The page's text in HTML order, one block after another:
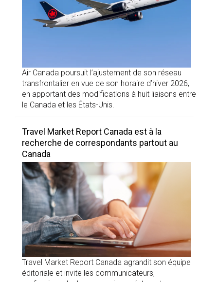
Air Canada poursuit l’ajustement de son réseau
transfrontalier en vue de son horaire d’hiver 2026,
en apportant des modifications à huit liaisons entre
le Canada et les États-Unis.
Travel Market Report Canada est à la
recherche de correspondants partout au
Canada
Travel Market Report Canada agrandit son équipe
éditoriale et invite les communicateurs,